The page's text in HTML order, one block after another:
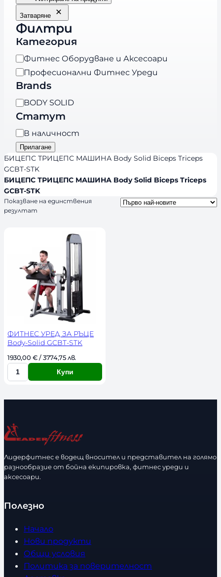
Затваряне
Филтри
Категория
К
а
т
г
о
р
и
я
Фитнес Оборудване и Аксесоари
Професионални Фитнес Уреди
Brands
B
r
a
n
d
s
BODY SOLID
Статут
Н
а
л
и
ч
н
о
В наличност
Прилагане
БИЦЕПС ТРИЦЕПС МАШИНА Body Solid Biceps Triceps
GCBT-STK
БИЦЕПС ТРИЦЕПС МАШИНА Body Solid Biceps Triceps
GCBT-STK
Показване на единствения
резултат
ФИТНЕС УРЕД ЗА РЪЦЕ
Body-Solid GCBT-STK
1930,00 € / 3774,75 лв.
К
л
ч
е
т
в
Купи
Лидерфитнес е водещ вносител и представител на голямо
разнообразие от бойна екипировка, фитнес уреди и
аксесоари.
Полезно
Начало
Нови продукти
Общи условия
Политика за поверителност